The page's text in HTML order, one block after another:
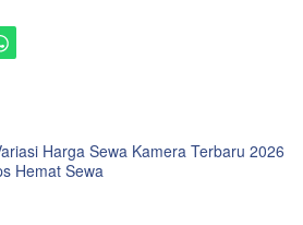
Harga Sewa Kamera Terbaru 2026
Hemat Sewa